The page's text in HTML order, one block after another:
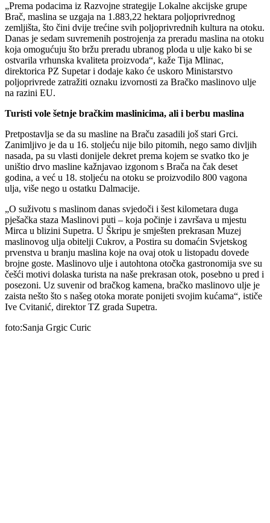
„Prema podacima iz Razvojne strategije Lokalne akcijske grupe
Brač, maslina se uzgaja na 1.883,22 hektara poljoprivrednog
zemljišta, što čini dvije trećine svih poljoprivrednih kultura na otoku.
Danas je sedam suvremenih postrojenja za preradu maslina na otoku
koja omogućuju što bržu preradu ubranog ploda u ulje kako bi se
ostvarila vrhunska kvaliteta proizvoda“, kaže Tija Mlinac,
direktorica PZ Supetar i dodaje kako će uskoro Ministarstvo
poljoprivrede zatražiti oznaku izvornosti za Bračko maslinovo ulje
na razini EU.
Turisti vole šetnje bračkim maslinicima, ali i berbu maslina
Pretpostavlja se da su masline na Braču zasadili još stari Grci.
Zanimljivo je da u 16. stoljeću nije bilo pitomih, nego samo divljih
nasada, pa su vlasti donijele dekret prema kojem se svatko tko je
uništio drvo masline kažnjavao izgonom s Brača na čak deset
godina, a već u 18. stoljeću na otoku se proizvodilo 800 vagona
ulja, više nego u ostatku Dalmacije.
„O suživotu s maslinom danas svjedoči i šest kilometara duga
pješačka staza Maslinovi puti – koja počinje i završava u mjestu
Mirca u blizini Supetra. U Škripu je smješten prekrasan Muzej
maslinovog ulja obitelji Cukrov, a Postira su domaćin Svjetskog
prvenstva u branju maslina koje na ovaj otok u listopadu dovede
brojne goste. Maslinovo ulje i autohtona otočka gastronomija sve su
češći motivi dolaska turista na naše prekrasan otok, posebno u pred i
posezoni. Uz suvenir od bračkog kamena, bračko maslinovo ulje je
zaista nešto što s našeg otoka morate ponijeti svojim kućama“, ističe
Ive Cvitanić, direktor TZ grada Supetra.
foto:Sanja Grgic Curic